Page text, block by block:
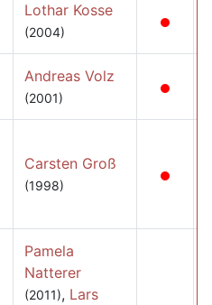
Lothar Kosse
(2004)
Andreas Volz
(2001)
Carsten Groß
(1998)
Pamela
Natterer
(2011), Lars